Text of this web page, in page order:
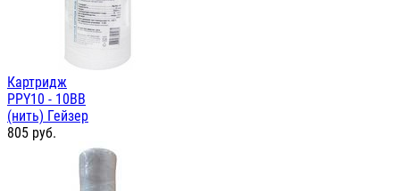
Картридж
PPY10 - 10ВВ
(нить) Гейзер
805 руб.